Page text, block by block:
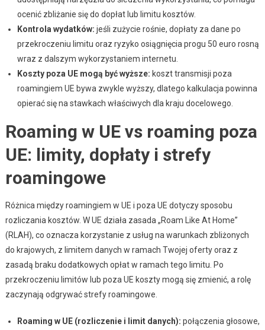
ocenić zbliżanie się do dopłat lub limitu kosztów.
Kontrola wydatków: jeśli zużycie rośnie, dopłaty za dane po
przekroczeniu limitu oraz ryzyko osiągnięcia progu 50 euro rosną
wraz z dalszym wykorzystaniem internetu.
Koszty poza UE mogą być wyższe: koszt transmisji poza
roamingiem UE bywa zwykle wyższy, dlatego kalkulacja powinna
opierać się na stawkach właściwych dla kraju docelowego.
Roaming w UE vs roaming poza
UE: limity, dopłaty i strefy
roamingowe
Różnica między roamingiem w UE i poza UE dotyczy sposobu
rozliczania kosztów. W UE działa zasada „Roam Like At Home”
(RLAH), co oznacza korzystanie z usług na warunkach zbliżonych
do krajowych, z limitem danych w ramach Twojej oferty oraz z
zasadą braku dodatkowych opłat w ramach tego limitu. Po
przekroczeniu limitów lub poza UE koszty mogą się zmienić, a rolę
zaczynają odgrywać strefy roamingowe.
Roaming w UE (rozliczenie i limit danych): połączenia głosowe,